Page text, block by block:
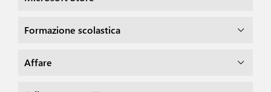
Formazione scolastica
Affare